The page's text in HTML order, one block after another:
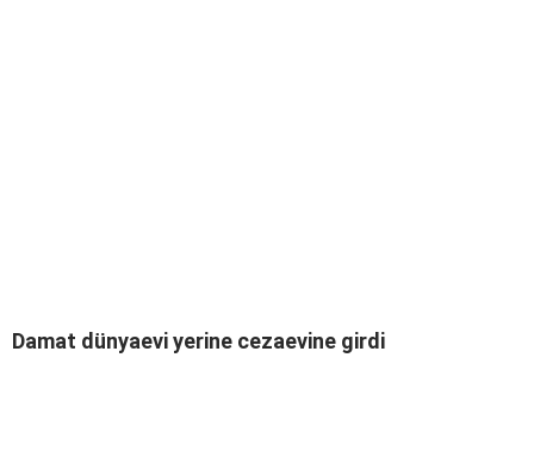
Damat dünyaevi yerine cezaevine girdi